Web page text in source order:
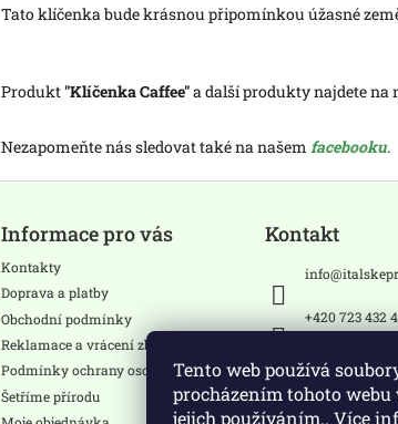
Tento web používá
procházením tohoto webu
jejich používáním.. Více
Tato klíčenka bude krásnou připomínkou úžasné
Produkt "Klíčenka Caffee"a další produkty najdete na
Nezapomeňte nás sledovat také na našem facebooku.
Informace pro vás
Kontakty
Doprava a platby
Obchodní podmínky
Reklamace a vrácení zboží
Podmínky ochrany osobních údajů
Šetříme přírodu
Kontakt
info@
+420 723 432
Sledujte nás